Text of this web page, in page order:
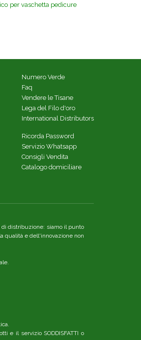
per vaschetta pedicure
Numero Verde
Faq
Vendere le Tisane
Lega del Filo d'oro
International Distributors
Ricorda Password
Servizio Whatsapp
Consigli Vendita
Catalogo domiciliare
di distribuzione: siamo il punto
qualità e dell'innovazione non
e il servizio SODDISFATTI o